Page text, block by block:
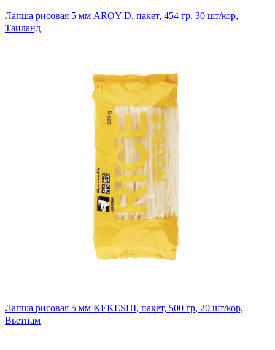
Лапша рисовая 5 мм AROY-D, пакет, 454 гр, 30 шт/кор,
Таиланд
Лапша рисовая 5 мм KEKESHI, пакет, 500 гр, 20 шт/кор,
Вьетнам